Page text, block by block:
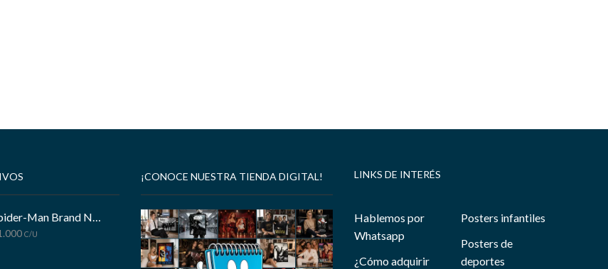
Spider-Man Brand New Day
C/U
¡CONOCE NUESTRA TIENDA DIGITAL! LINKS DE INTERÉS
Hablemos por
Whatsapp
¿Cómo adquirir
Posters infantiles
Posters de
deportes